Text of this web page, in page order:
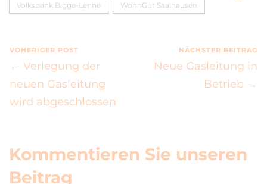
Volksbank Bigge-Lenne
WohnGut Saalhausen
VOHERIGER POST
← Verlegung der
neuen Gasleitung
wird abgeschlossen
NÄCHSTER BEITRAG
Neue Gasleitung in
Betrieb →
Kommentieren Sie unseren
Beitrag